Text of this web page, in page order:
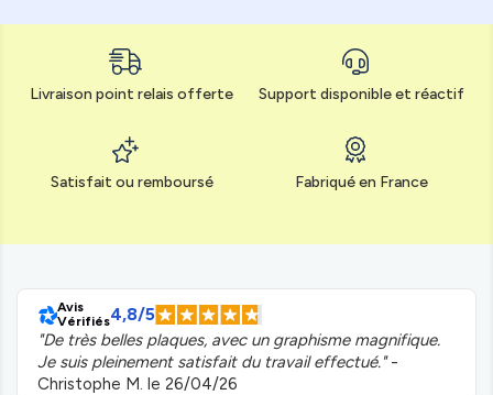
Livraison point relais offerte Support disponible et réactif
Satisfait ou remboursé Fabriqué en France
Avis
Vérifiés4,8/5
"De très belles plaques, avec un graphisme magnifique.
Je suis pleinement satisfait du travail effectué."-
Christophe M. le 26/04/26